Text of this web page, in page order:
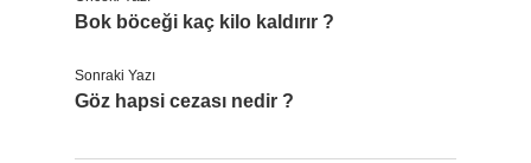
Bok böceği kaç kilo kaldırır ?
Sonraki Yazı
Göz hapsi cezası nedir ?